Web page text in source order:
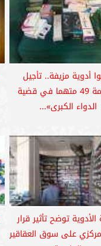
أدوية مزيفة.. تأجيل
محاكمة 49 متهما في قضية
الدواء الكبرى»...
توضح تأثير قرار
على سوق العقاقير